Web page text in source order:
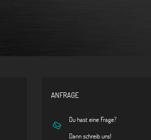
ANFRAGE
Du hast eine Frage?
Dann schreib uns!